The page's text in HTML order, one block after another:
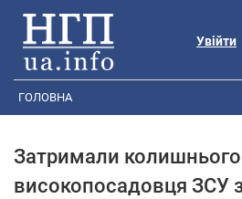
Увійти
ГОЛОВНА
Затримали колишнього
високопосадовця ЗСУ